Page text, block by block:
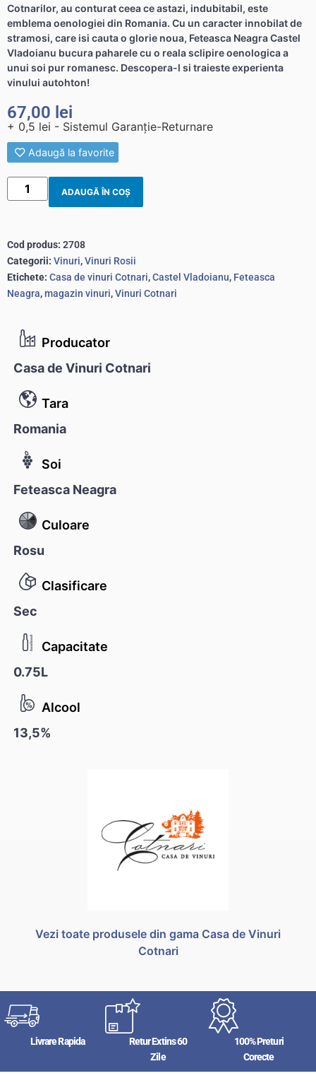
Producator
Casa de Vinuri Cotnari
Tara
Romania
Soi
Feteasca Neagra
Culoare
Rosu
Clasificare
Sec
Capacitate
0.75L
Alcool
13,5%
Vezi toate produsele din gama Casa de Vinuri
Cotnari
Cotnarilor, au conturat ceea ce astazi, indubitabil, este
emblema oenologiei din Romania. Cu un caracter innobilat de
stramosi, care isi cauta o glorie noua, Feteasca Neagra Castel
Vladoianu bucura paharele cu o reala sclipire oenologica a
unui soi pur romanesc. Descopera-l si traieste experienta
vinului autohton!
67,00 lei
+ 0,5 lei - Sistemul Garanție-Returnare
Adaugă la favorite
ADAUGĂ ÎN COȘ
Cod produs: 2708
Categorii: Vinuri,Vinuri Rosii
Etichete: Casa de vinuri Cotnari,Castel Vladoianu, Feteasca
Neagra,magazin vinuri,Vinuri Cotnari
Livrare Rapida
Retur Extins 60
Zile
100% Preturi
Corecte